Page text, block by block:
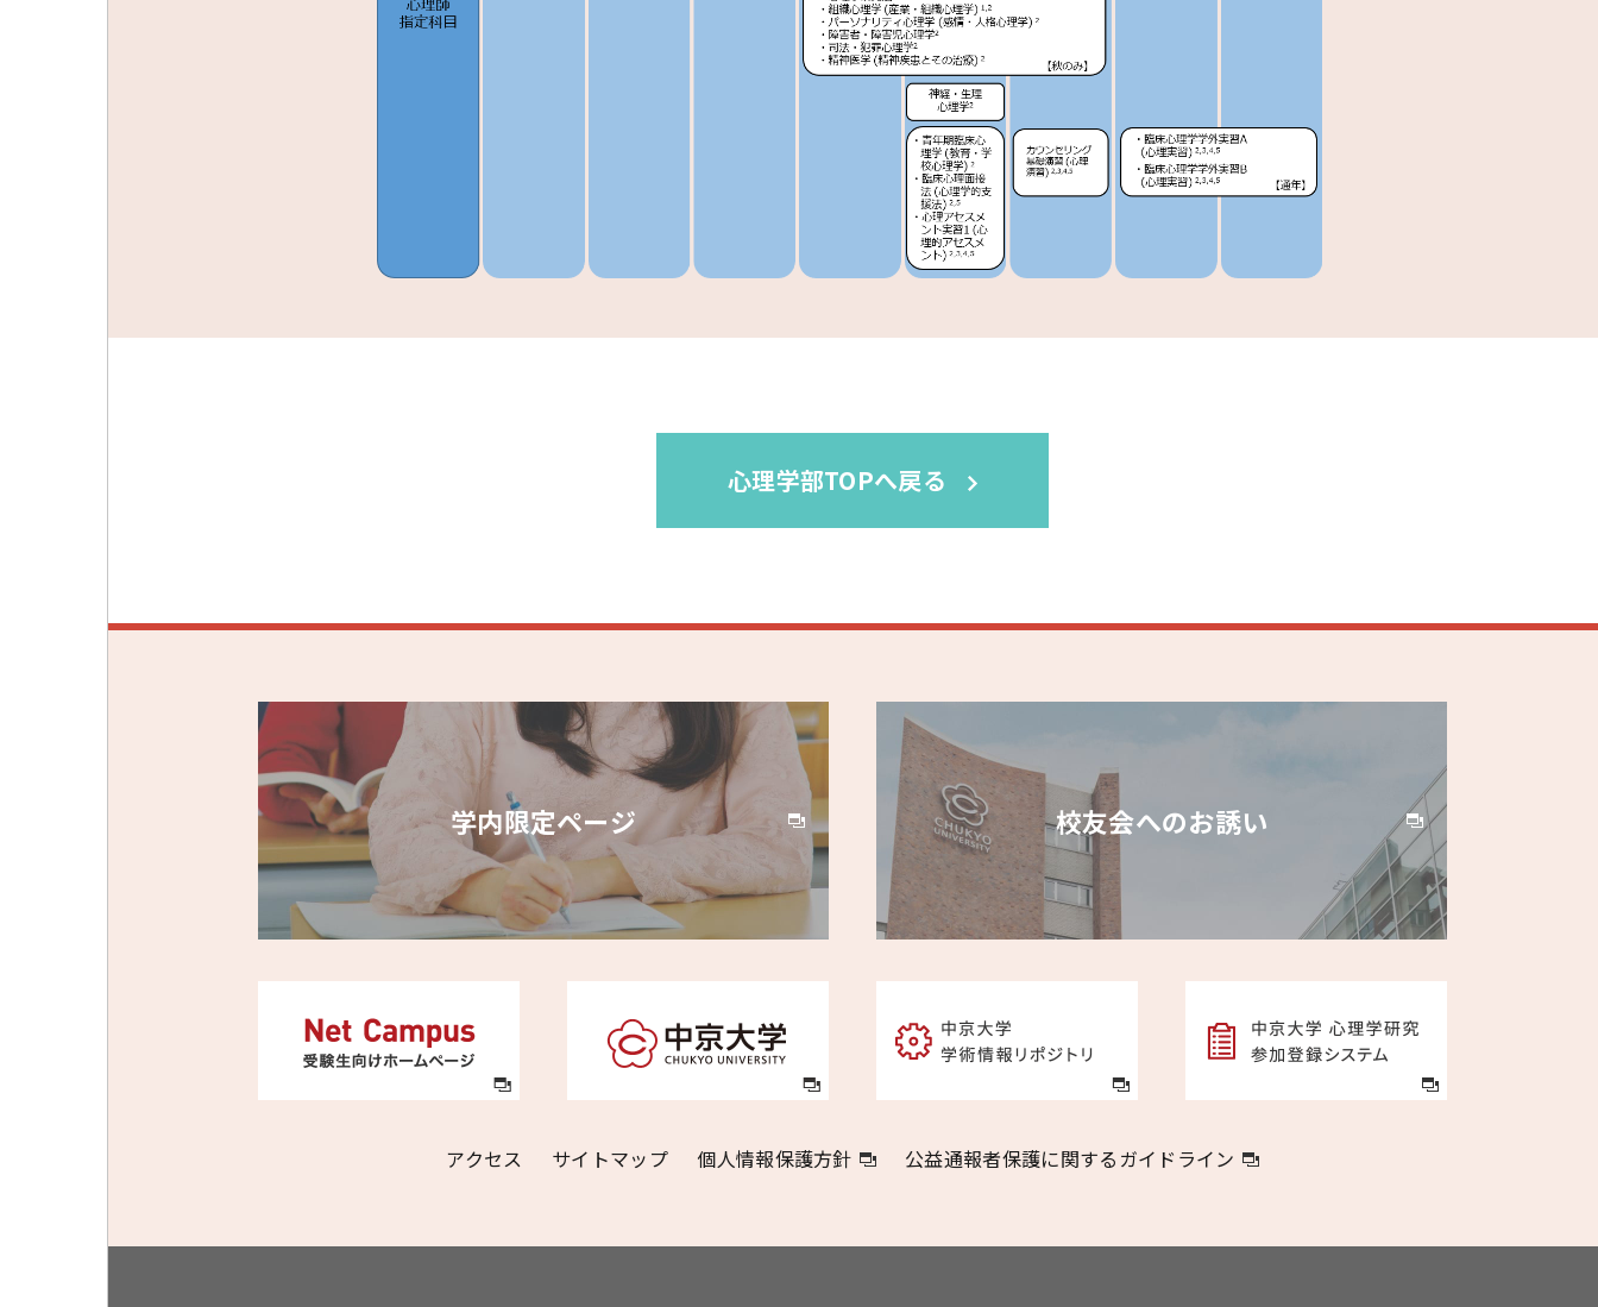
心理学部TOPへ戻る
学内限定ページ 校友会へのお誘い
アクセス サイトマップ 個人情報保護方針 公益通報者保護に関するガイドライン